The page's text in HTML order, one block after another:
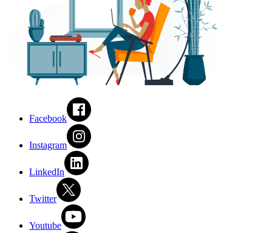
Facebook
Instagram
LinkedIn
Twitter
Youtube